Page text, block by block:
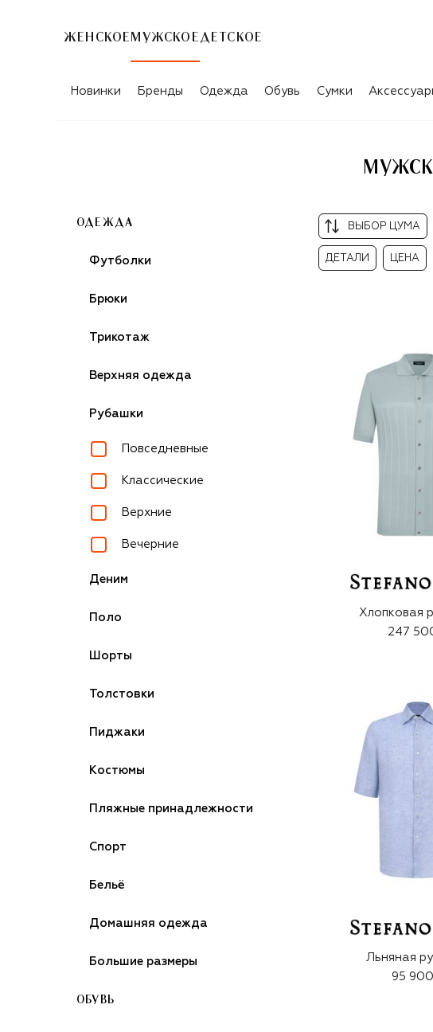
ЖЕНСКОЕ МУЖСКОЕ ДЕТСКОЕ
МУЖСКИЕ РУБАШКИ STEFANO RICCI
Новинки Бренды Одежда Обувь Сумки
ОДЕЖДА
Футболки
Брюки
Трикотаж
Верхняя одежда
Рубашки
Повседневные
Классические
Верхние
Вечерние
Деним
Поло
Шорты
Толстовки
Пиджаки
Костюмы
Пляжные принадлежности
Спорт
Бельё
Домашняя одежда
Большие размеры
ОБУВЬ
ВЫБОР ЦУМА
ДЕТАЛИ ЦЕНА
Хлопковая
247
Льняная
95